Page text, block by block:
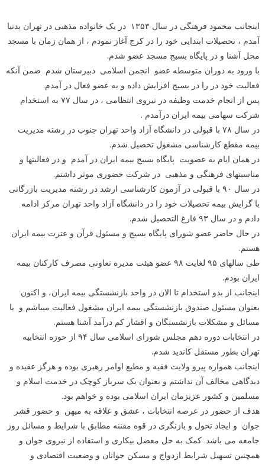
اینجانب محمود فرهنگی در سال ۱۳۵۳ در یک خانواده مذهبی در تهران بدنیا
آمدم ، تحصیلات ابتدایی خود را در کرج آغاز نمودم ، از همان زمان با مسجد
محل آشنا و در پایگاه بسیج مسجد عضو شدم.
با ورود به دوران متوسطه عضو انجمن اسلامی دبیرستان شدم ضمن آنکه
فعالیت خود در را در بسیج افزایش داده و به عضو فعال در آمدم.
پس از انجام خدمت وظیفه در نیروی انتظامی ، در سال ۷۷ به استخدام
شرکت سهامی بیمه ایران درآمدم .
در سال ۷۸ با قبولی در دانشگاه آزاد واحد تهران جنوب در رشته مدیریت
بیمه مقطع کارشناسی مشغول تحصیل شدم.
در همان ایام به عضویت پایگاه بسیج بیمه ایران در آمدم و در فعالیتها و
مناسبتهای فرهنگی و مذهبی در شرکت حضوری موثر داشتم.
در سال ۹۰ با قبولی در آزمون کارشناسی ارشد در رشته مدیریت بازرگانی
با گرایش بیمه تحصیلات خود را در دانشگاه آزاد واحد تهران مرکز ادامه
دادم و در سال ۹۳ فارغ التحصیل شدم.
در حال حاضر عضو شورای پایگاه بسیج و مسئول قرآن و عترت بیمه ایران
هستم.
طی سالهای ۹۵ لغایت ۹۸ عضو هیئت مدیره تعاونی مصرف کارکنان بیمه
ایران بودم.
اینجانب از بدو استخدام تا الان در واحد بازنشستگی بیمه ایران، و اکنون
بعنوان مسئول صندوق بازنشستگی بیمه ایران مشغول فعالیت میباشم و با
مسائل و مشکلات بازنشستگان و اقشار کم درآمد آشنا هستم.
در انتخابات دوره دهم مجلس شورای اسلامی سال ۹۴ از حوزه انتخابیه
تهران بطور مستقل کاندید شدم.
اینجانب همواره پیرو ولایت فقیه و مطیع اوامر رهبری بوده و هرگز عقیده و
دیدگاهی مخالف آن نداشتم و بعنوان یک سرباز کوچک در خدمت اسلام و
مسلمین و کشور عزیزمان ایران اسلامی بوده و خواهم بود.
هدف از حضور در عرصه انتخابات ، عشق و علاقه به میهن و حضور قشر
جوان و ایجاد تحول و بازنگری در قوه مقننه مطابق با شرایط و مسائل روز
جامعه می باشد. کمک به حل معضل بیکاری و استفاده از نیروی جوان و
همچنین تسهیل شرایط ازدواج و مسکن جوانان و وضعیت اقتصادی و